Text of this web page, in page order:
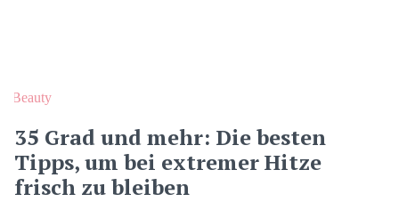
Beauty
35 Grad und mehr: Die besten
Tipps, um bei extremer Hitze
frisch zu bleiben